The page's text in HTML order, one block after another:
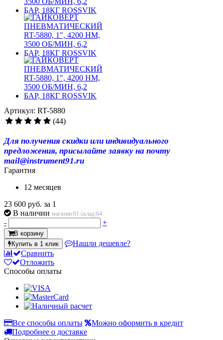
Артикул: RT-5880
(44)
Для получения скидки или индивидуального
предложения, присылайте заявку на почту
mail@instrument91.ru
Гарантия
12 месяцев
23 600 руб. за 1
В наличии магазин:61 склад:64
- +
В корзину
Купить в 1 клик
Нашли дешевле?
Сравнить
Отложить
Способы оплаты
Все способы оплаты
Можно оформить в кредит
Подробнее о доставке